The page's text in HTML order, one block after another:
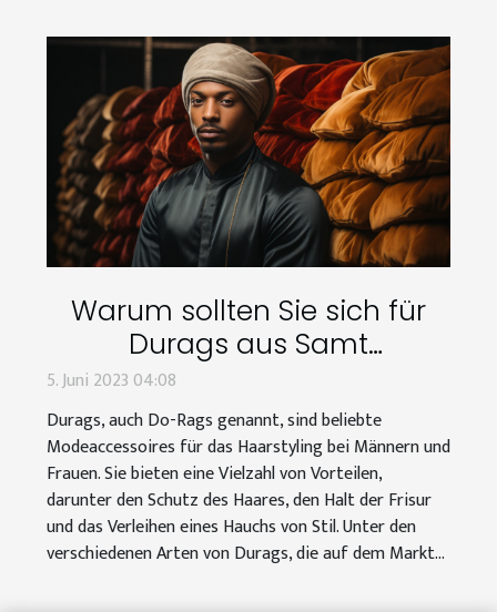
Warum sollten Sie sich für
Durags aus Samt
entscheiden ?
5. Juni 2023 04:08
Durags, auch Do-Rags genannt, sind beliebte
Modeaccessoires für das Haarstyling bei Männern und
Frauen. Sie bieten eine Vielzahl von Vorteilen,
darunter den Schutz des Haares, den Halt der Frisur
und das Verleihen eines Hauchs von Stil. Unter den
verschiedenen Arten von Durags, die auf dem Markt...